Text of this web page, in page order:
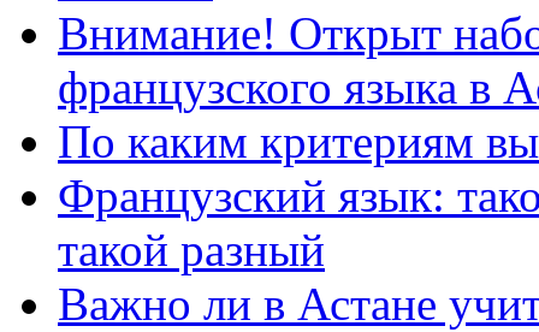
Внимание! Открыт
французского языка в
По каким критериям
Французский язык:
такой разный
Важно ли в Астане